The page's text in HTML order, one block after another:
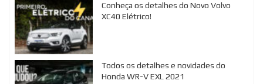
Conheça os detalhes do Novo Volvo
XC40 Elétrico!
Todos os detalhes e novidades do
Honda WR-V EXL 2021